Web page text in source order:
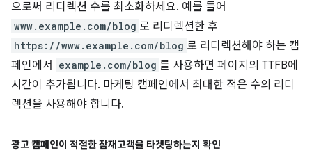
으로써 리디렉션 수를 최소화하세요. 예를 들어
www.example.com/blog 로 리디렉션한 후
https://www.example.com/blog 로 리디렉션해야 하는 캠
페인에서
example.com/blog 를 사용하면 페이지의 TTFB에
시간이 추가됩니다. 마케팅 캠페인에서 최대한 적은 수의 리디
렉션을 사용해야 합니다.
광고 캠페인이 적절한 잠재고객을 타겟팅하는지 확인